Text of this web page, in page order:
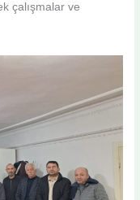
çalışmalar ve